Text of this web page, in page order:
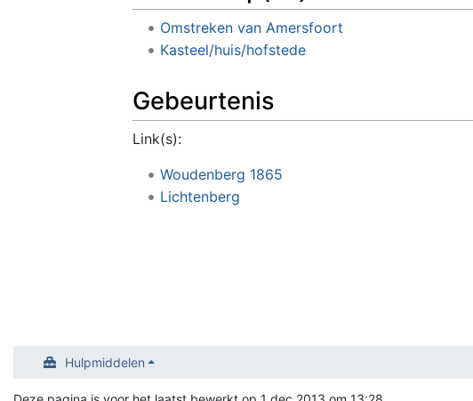
Omstreken van Amersfoort
Kasteel/huis/hofstede
Gebeurtenis
Link(s):
Woudenberg 1865
Lichtenberg
Hulpmiddelen